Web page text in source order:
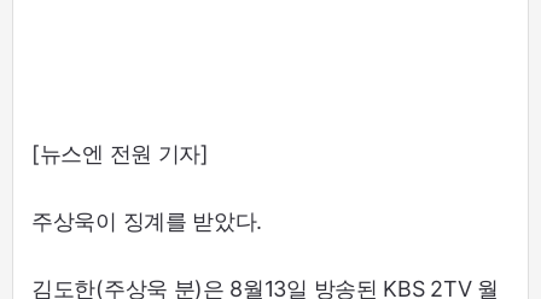
[뉴스엔 전원 기자]
주상욱이 징계를 받았다.
김도한(주상욱 분)은 8월13일 방송된 KBS 2TV 월